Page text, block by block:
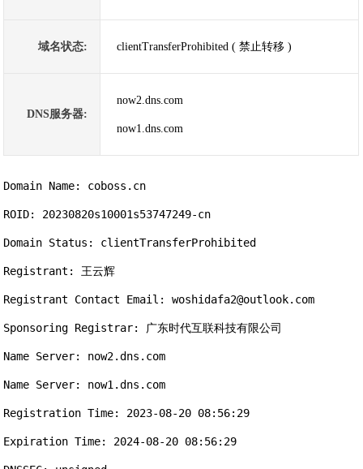
域名状态: clientTransferProhibited ( 禁止转移 )
DNS服务器:
now2.dns.com
now1.dns.com
Domain Name: coboss.cn
ROID: 20230820s10001s53747249-cn
Domain Status: clientTransferProhibited
Registrant: 王云辉
Registrant Contact Email: woshidafa2@outlook.com
Sponsoring Registrar: 广东时代互联科技有限公司
Name Server: now2.dns.com
Name Server: now1.dns.com
Registration Time: 2023-08-20 08:56:29
Expiration Time: 2024-08-20 08:56:29